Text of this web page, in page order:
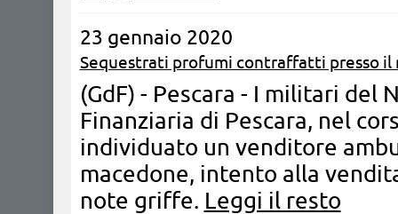
23 gennaio 2020
Sequestrati profumi contraffatti presso il
(GdF) - Pescara - I militari del
Finanziaria di Pescara, nel
individuato un venditore
macedone, intento alla
note griffe. Leggi il resto